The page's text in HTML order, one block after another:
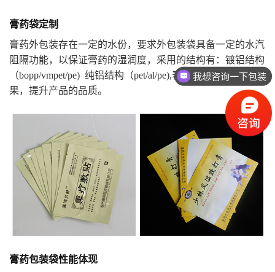
膏药袋定制
膏药外包装存在一定的水份，要求外包装袋具备一定的水汽
阻隔功能，以保证膏药的湿润度，采用的结构有：镀铝结构
（bopp/vmpet/pe) 纯铝结构（pet/al/pe),表层可以为哑光效
果，提升产品的品质。
膏药包装袋性能体现
我想咨询一下包装